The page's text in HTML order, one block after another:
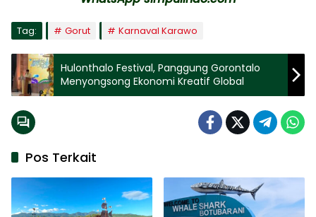
Tag: Gorut Karnaval Karawo
Hulonthalo Festival, Panggung Gorontalo
Menyongsong Ekonomi Kreatif Global
Pos Terkait